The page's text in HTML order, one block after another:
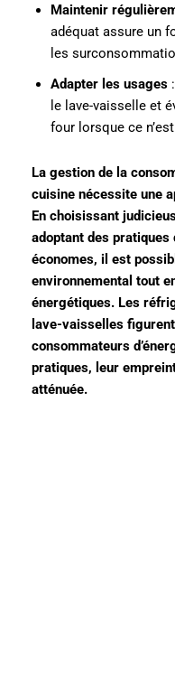
Maintenir
adéquat assure un
les
Adapter les usages
le lave-vaisselle et
four lorsque ce
La gestion de la
cuisine nécessite une
En choisissant
adoptant des pratiques
économes, il est
environnemental tout
énergétiques. Les
lave-vaisselles
consommateurs
pratiques, leur
atténuée.